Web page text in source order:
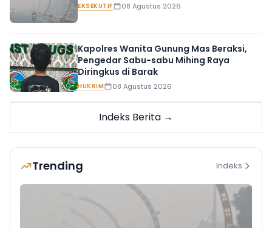
EKSEKUTIF 08 Agustus 2026
Kapolres Wanita Gunung Mas Beraksi,
Pengedar Sabu-sabu Mihing Raya
Diringkus di Barak
HUKRIM 08 Agustus 2026
Indeks Berita →
Trending Indeks